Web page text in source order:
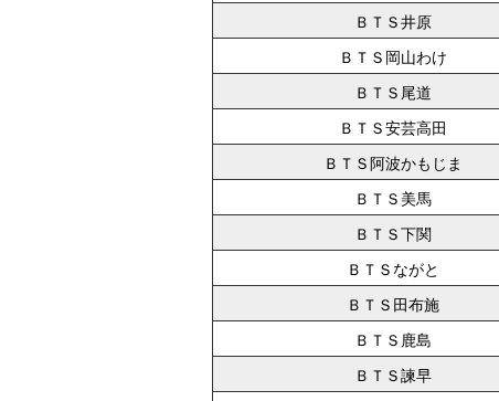
ＢＴＳ井原
ＢＴＳ岡山わけ
ＢＴＳ尾道
ＢＴＳ安芸高田
ＢＴＳ阿波かもじま
ＢＴＳ美馬
ＢＴＳ下関
ＢＴＳながと
ＢＴＳ田布施
ＢＴＳ鹿島
ＢＴＳ諫早